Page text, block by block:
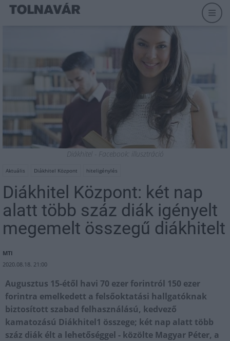
Diákhitel - Facebook: illusztráció
Aktuális Diákhitel Központ hiteligénylés
Diákhitel Központ: két nap
alatt több száz diák igényelt
megemelt összegű diákhitelt
MTI
2020.08.18. 21:00
Augusztus 15-étől havi 70 ezer forintról 150 ezer
forintra emelkedett a felsőoktatási hallgatóknak
biztosított szabad felhasználású, kedvező
kamatozású Diákhitel1 összege; két nap alatt több
száz diák élt a lehetőséggel - közölte Magyar Péter, a